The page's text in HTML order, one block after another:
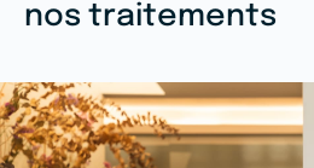
nos traitements